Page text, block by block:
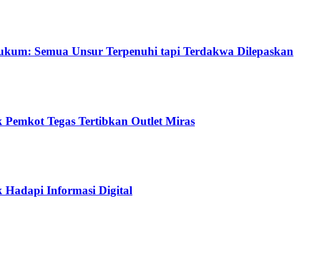
Semua Unsur Terpenuhi tapi Terdakwa Dilepaskan
Pemkot Tegas Tertibkan Outlet Miras
Hadapi Informasi Digital